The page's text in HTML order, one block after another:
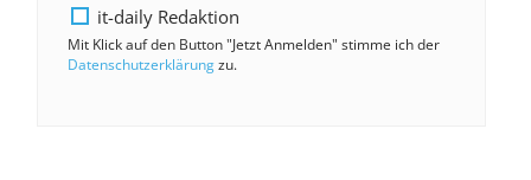
it-daily Redaktion
Mit Klick auf den Button "Jetzt Anmelden" stimme ich der
Datenschutzerklärungzu.